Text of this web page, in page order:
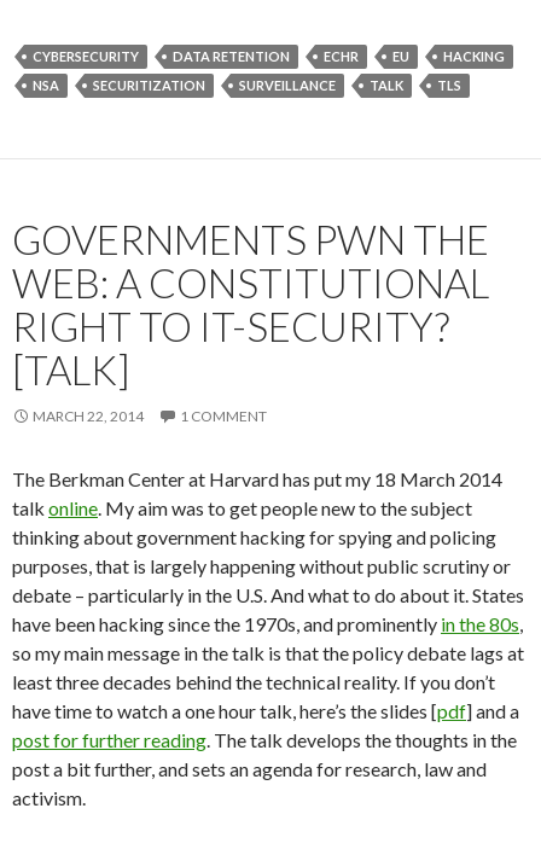
CYBERSECURITY DATA RETENTION ECHR EU
HACKING
NSA
SECURITIZATION SURVEILLANCE TALK TLS
GOVERNMENTS PWN THE
WEB: A CONSTITUTIONAL
RIGHT TO IT-SECURITY?
[TALK]
MARCH 22, 2014 1 COMMENT
The Berkman Center at Harvard has put my 18 March 2014
talk online. My aim was to get people new to the subject
thinking about government hacking for spying and policing
purposes, that is largely happening without public scrutiny or
debate – particularly in the U.S. And what to do about it. States
have been hacking since the 1970s, and prominently in the 80s,
so my main message in the talk is that the policy debate lags at
least three decades behind the technical reality. If you don’t
have time to watch a one hour talk, here’s the slides [pdf] and a
post for further reading. The talk develops the thoughts in the
post a bit further, and sets an agenda for research, law and
activism.